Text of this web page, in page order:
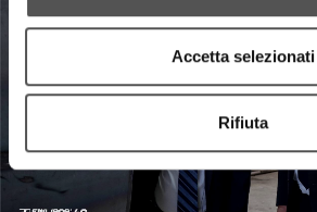
Accetta selezionati
Rifiuta